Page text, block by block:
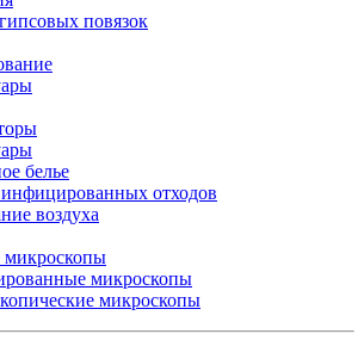
повязок
белье
отходов
воздуха
микроскопы
микроскопы